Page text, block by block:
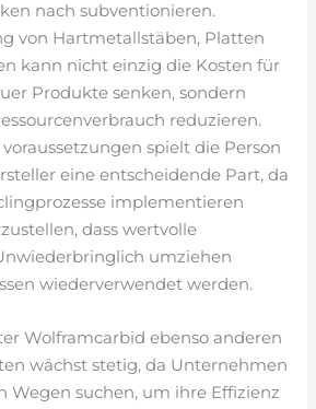
nach subventionieren.
von Hartmetallstäben, Platten
kann nicht einzig die Kosten für
Produkte senken, sondern
reduzieren.
spielt die Person
eine entscheidende Part, da
implementieren
dass wertvolle
umziehen
wiederverwendet werden.
Wolframcarbid ebenso anderen
wächst stetig, da Unternehmen
Wegen suchen, um ihre Effizienz